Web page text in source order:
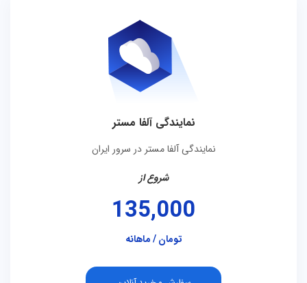
نمایندگی آلفا مستر
نمایندگی آلفا مستر در سرور ایران
شروع از
135,000
تومان / ماهانه